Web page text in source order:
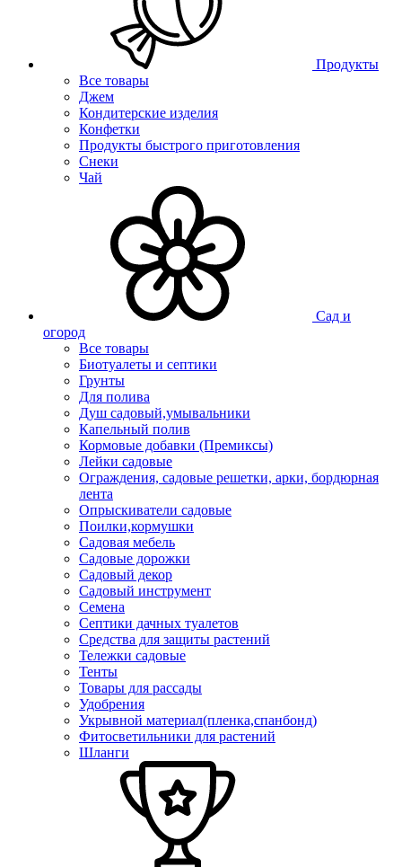
Продукты
Все товары
Джем
Кондитерские изделия
Конфетки
Продукты быстрого приготовления
Снеки
Чай
Сад и
огород
Все товары
Биотуалеты и септики
Грунты
Для полива
Душ садовый,умывальники
Капельный полив
Кормовые добавки (Премиксы)
Лейки садовые
Ограждения, садовые решетки, арки, бордюрная
лента
Опрыскиватели садовые
Поилки,кормушки
Садовая мебель
Садовые дорожки
Садовый декор
Садовый инструмент
Семена
Септики дачных туалетов
Средства для защиты растений
Тележки садовые
Тенты
Товары для рассады
Удобрения
Укрывной материал(пленка,спанбонд)
Фитосветильники для растений
Шланги